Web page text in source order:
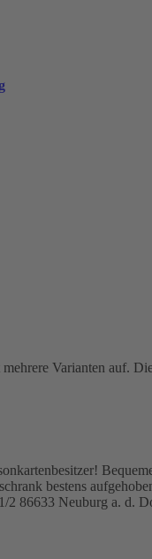
Varianten auf.
bestens
2 86633 Neuburg a. d.